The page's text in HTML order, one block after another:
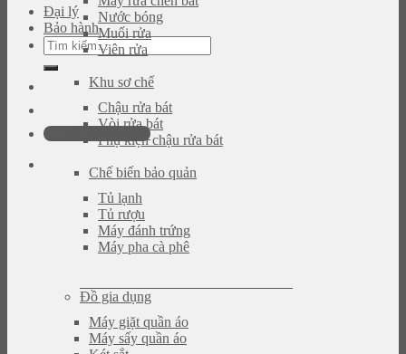
Đại lý
Bảo hành
Tìm
kiếm:
093.616.2365
Nước bóng
Muối rửa
Viên rửa
Khu sơ chế
Chậu rửa bát
Vòi rửa bát
Phụ kiện chậu rửa bát
Chế biến bảo quản
Tủ lạnh
Tủ rượu
Máy đánh trứng
Máy pha cà phê
Đồ gia dụng
Máy giặt quần áo
Máy sấy quần áo